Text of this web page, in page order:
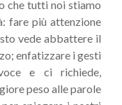
che tutti noi stiamo
fare più attenzione
vede abbattere il
enfatizzare i gesti
e ci richiede,
peso alle parole